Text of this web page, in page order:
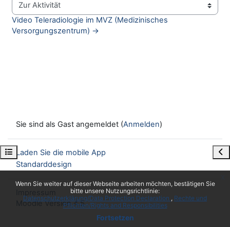
Wenn Sie weiter auf dieser Webseite arbeiten möchten, bestätigen Sie
bitte unsere Nutzungsrichtlinie:
Datenschutzerklärung/Data Protection Declaration
Rechte und
Pflichten/Rights and Responsibilities
Fortsetzen
Kursindex öffnen
Zur Aktivität
Video Teleradiologie im MVZ (Medizinisches
Versorgungszentrum) →
Sie sind als Gast angemeldet (Anmelden)
Laden Sie die mobile App
Standarddesign
Moodle Version 4.5